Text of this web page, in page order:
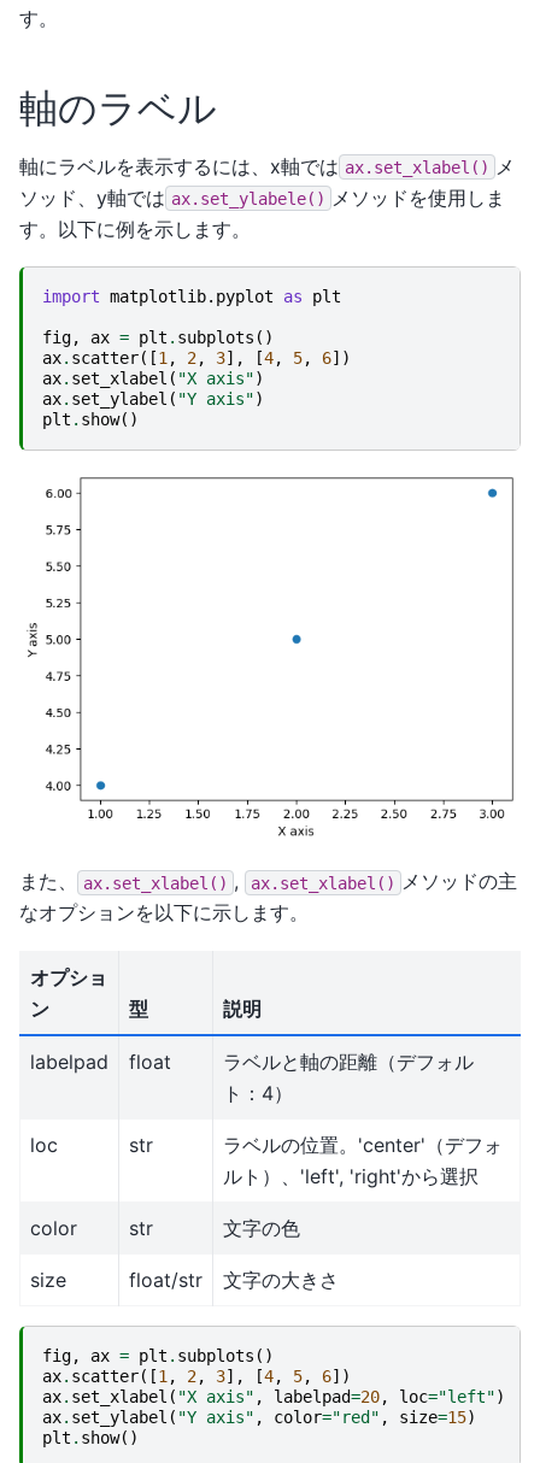
す。
軸のラベル
軸にラベルを表示するには、x軸では ax.set_xlabel()
メ
ソッド、y軸では ax.set_ylabele()
メソッドを使用しま
す。以下に例を示します。
import matplotlib.pyplot as plt
fig, ax = plt . subplots ()
ax. scatter([1 , 2, 3], [4, 5, 6])
ax. set_xlabel ( "X axis")
ax. set_ylabel ( "Y axis")
plt . show()
また、 ax.set_xlabel() , ax.set_xlabel() メソッドの主
なオプションを以下に示します。
オプショ
ン
型 説明
labelpad float
ラベルと軸の距離（デフォル
ト：4）
loc str
ラベルの位置。'center'（デフォ
ルト）、'left', 'right'から選択
color str 文字の色
size float/str 文字の大きさ
fig, ax = plt . subplots ()
ax. scatter([1 , 2, 3], [4, 5, 6])
ax. set_xlabel ( "X axis" , labelpad=20, loc="left")
ax. set_ylabel ( "Y axis" , color="red" , size=15)
plt . show()